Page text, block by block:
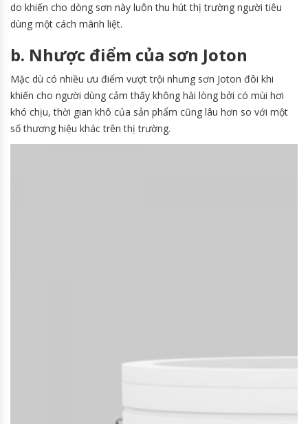
do khiến cho dòng sơn này luôn thu hút thị trường người tiêu
dùng một cách mãnh liệt.
b. Nhược điểm của sơn Joton
Mặc dù có nhiều ưu điểm vượt trội nhưng sơn Joton đôi khi
khiến cho người dùng cảm thấy không hài lòng bởi có mùi hơi
khó chịu, thời gian khô của sản phẩm cũng lâu hơn so với một
số thương hiệu khác trên thị trường.